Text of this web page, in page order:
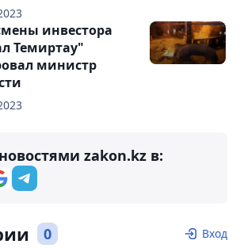
инвестора
Темиртау"
министр
zakon.kz в:
0 Вход